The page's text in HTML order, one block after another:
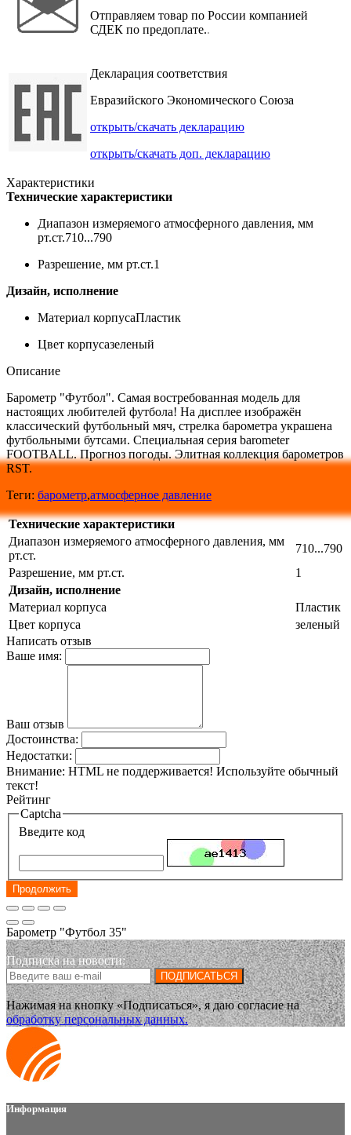
Отправляем товар по России компанией
СДЕК по предоплате..
Декларация соответствия
Евразийского Экономического Союза
открыть/скачать декларацию
открыть/скачать доп. декларацию
Характеристики
Технические характеристики
Диапазон измеряемого атмосферного давления, мм
рт.ст.710...790
Разрешение, мм рт.ст.1
Дизайн, исполнение
Материал корпусаПластик
Цвет корпусазеленый
Описание
Барометр "Футбол". Самая востребованная модель для
настоящих любителей футбола! На дисплее изображён
классический футбольный мяч, стрелка барометра украшена
футбольными бутсами. Специальная серия barometer
FOOTBALL. Прогноз погоды. Элитная коллекция барометров
RST.
Теги: барометр,атмосферное давление
Технические характеристики
Диапазон измеряемого атмосферного давления, мм
рт.ст.
710...790
Разрешение, мм рт.ст.
1
Дизайн, исполнение
Материал корпуса
Пластик
Цвет корпуса
зеленый
Написать отзыв
Ваше имя:
Ваш отзыв
Достоинства:
Недостатки:
Внимание: HTML не поддерживается! Используйте обычный
текст!
Рейтинг
Captcha
Введите код
Продолжить
Барометр "Футбол 35"
Подписка на новости:
ПОДПИСАТЬСЯ
Нажимая на кнопку «Подписаться», я даю cогласие на
обработку персональных данных.
Информация